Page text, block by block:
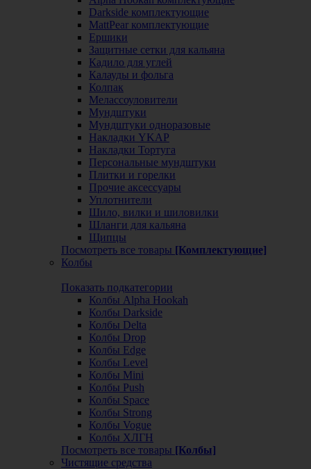
Darkside комплектующие
MattPear комплектующие
Ершики
Защитные сетки для кальяна
Кадило для углей
Калауды и фольга
Колпак
Мелассоуловители
Мундштуки
Мундштуки одноразовые
Накладки YKAP
Накладки Тортуга
Персональные мундштуки
Плитки и горелки
Прочие аксессуары
Уплотнители
Шило, вилки и шиловилки
Шланги для кальяна
Щипцы
Посмотреть все товары [Комплектующие]
Колбы
Показать подкатегории
Колбы Alpha Hookah
Колбы Darkside
Колбы Delta
Колбы Drop
Колбы Edge
Колбы Level
Колбы Mini
Колбы Push
Колбы Space
Колбы Strong
Колбы Vogue
Колбы ХЛГН
Посмотреть все товары [Колбы]
Чистящие средства